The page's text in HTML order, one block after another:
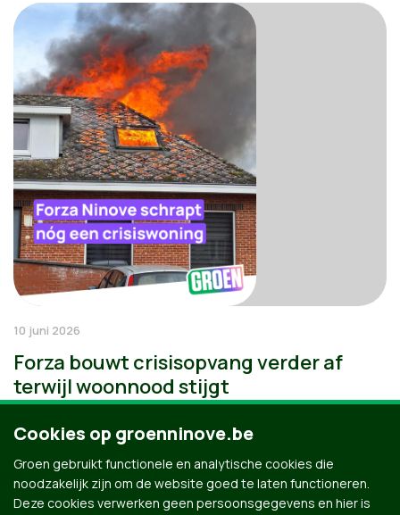
10 juni 2026
Forza bouwt crisisopvang verder af
terwijl woonnood stijgt
Cookies op groenninove.be
Groen gebruikt functionele en analytische cookies die
noodzakelijk zijn om de website goed te laten functioneren.
Deze cookies verwerken geen persoonsgegevens en hier is